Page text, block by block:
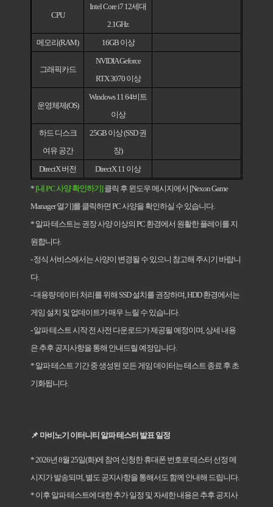
CPU
Intel Core i7 12세대
2.1GHz
메모리(RAM)
16GB 이상
그래픽카드
NVIDIA Geforce
RTX 3070 이상
운영체제(OS)
Windows 11 64비트
이상
하드 디스크
여유 공간
25GB 이상 (SSD 권
장)
DirectX버전 DirectX 11 이상
* [내 PC 사양 확인하기]클릭 후 윈도우 메시지에서 [Nexon Game
Manager 열기]를 클릭하면 PC 사양을 확인하실 수 있습니다.
* 알파 테스트는 권장 사양 이상의 PC 환경에서 원활한 플레이를 지
원합니다.
- 정식 서비스에서는 사양이 변경될 수 있으니 참고해 주시기 바랍니
다.
- 대용량 데이터 처리를 위해 SSD 설치를 권장하며, HDD 환경에서는
게임 설치 및 업데이트가 매우 느릴 수 있습니다.
- 알파 테스트 시작 전 사전 다운로드가 제공될 예정이며, 상세 내용
은 추후 공지사항을 통해 안내드릴 예정입니다.
* 알파 테스트 기간 중 생성된 모든 게임 데이터는 테스트 종료 후 초
기화됩니다.
📌 마비노기 이터니티 알파 테스터 발표 일정
* 2026년 8월 25일(화)에 참여 신청한 휴대폰 번호로 테스터 선정 메
시지가 발송되며, 별도 공지사항을 통해서도 함께 안내해 드립니다.
* 이후 알파 테스트에 대한 추가 일정 및 자세한 내용은 추후 공지사